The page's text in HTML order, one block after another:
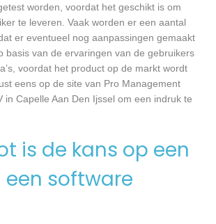
worden, voordat het geschikt is om
te leveren. Vaak worden er een aantal
er eventueel nog aanpassingen gemaakt
basis van de ervaringen van de gebruikers
voordat het product op de markt wordt
eens op de site van Pro Management
in Capelle Aan Den Ijssel om een indruk te
is de kans op een
software